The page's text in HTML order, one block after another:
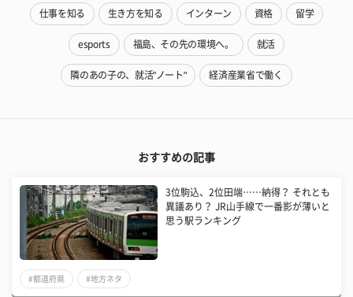
仕事を知る 生き方を知る インターン 資格 留学
esports 福島、その先の環境へ。 就活
隣のあの子の、就活"ノート" 経済産業省で働く
おすすめの記事
3位駒込、2位田端……納得？ それとも
異議あり？ JR山手線で一番影が薄いと
思う駅ランキング
#都道府県 #地方ネタ